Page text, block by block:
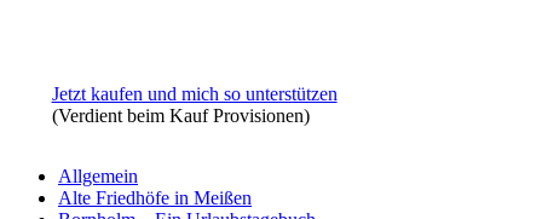
Jetzt kaufen und mich so unterstützen
(Verdient beim Kauf Provisionen)
Allgemein
Alte Friedhöfe in Meißen